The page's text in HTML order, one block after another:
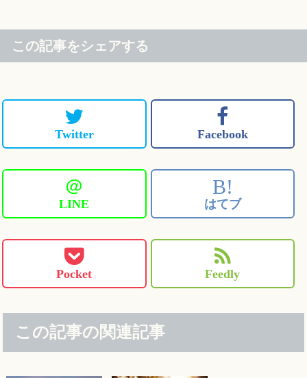
この記事をシェアする
Twitter Facebook
＠
LINE
B!
はてブ
Pocket Feedly
この記事の関連記事